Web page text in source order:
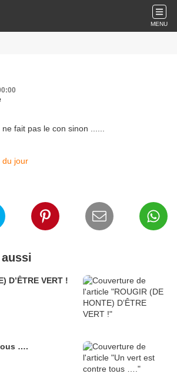
MENU
fait pas le con sinon ......
du jour
D’ÊTRE VERT !
….